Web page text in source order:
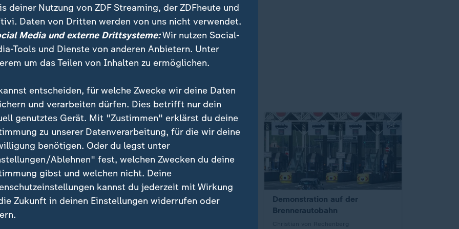
Schwerpunkte
Wettbewerb auf
Bühne"
AfD gibt sich vor Wahlen
Demonstration auf der
Brennerautobahn
deiner Nutzung von ZDF Streaming, der ZDFheute und
Daten von Dritten werden von uns nicht verwendet.
Media und externe Drittsysteme:Wir nutzen Social-
Tools und Dienste von anderen Anbietern. Unter
um das Teilen von Inhalten zu ermöglichen.
entscheiden, für welche Zwecke wir deine Daten
und verarbeiten dürfen. Dies betrifft nur dein
genutztes Gerät. Mit "Zustimmen" erklärst du deine
zu unserer Datenverarbeitung, für die wir deine
benötigen. Oder du legst unter
Ablehnen" fest, welchen Zwecken du deine
gibst und welchen nicht. Deine
kannst du jederzeit mit Wirkung
Zukunft in deinen Einstellungen widerrufen oder